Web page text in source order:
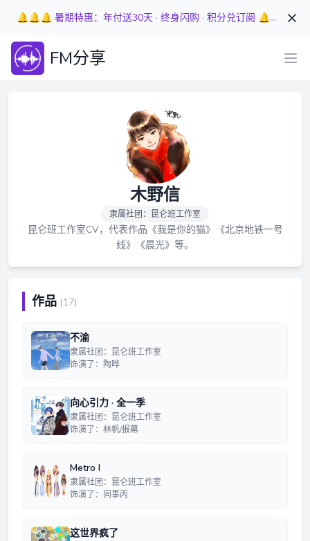
🔔🔔🔔 暑期特惠：年付送30天 · 终身闪购 · 积分兑订阅 🔔🔔🔔
FM分享
木野信
隶属社团：昆仑班工作室
昆仑班工作室CV，代表作品《我是你的猫》《北京地铁一号
线》《晨光》等。
作品 (17)
不渝
隶属社团：昆仑班工作室
饰演了：陶晔
向心引力 · 全一季
隶属社团：昆仑班工作室
饰演了：林帆/报幕
Metro I
隶属社团：昆仑班工作室
饰演了：同事丙
这世界疯了